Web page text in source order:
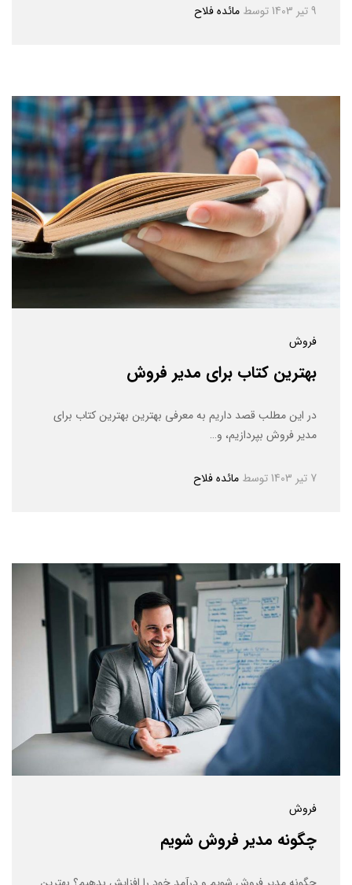
9 تیر 1403 توسط مائده فلاح
فروش
بهترین کتاب برای مدیر فروش
در این مطلب قصد داریم به معرفی بهترین بهترین کتاب برای
مدیر فروش بپردازیم، و…
7 تیر 1403 توسط مائده فلاح
فروش
چگونه مدیر فروش شویم